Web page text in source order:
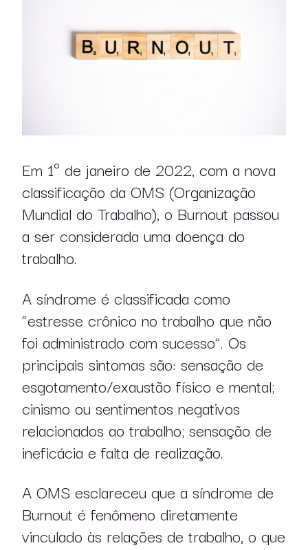
Em 1º de janeiro de 2022, com a nova
classificação da OMS (Organização
Mundial do Trabalho), o Burnout passou
a ser considerada uma doença do
trabalho.
A síndrome é classificada como
“estresse crônico no trabalho que não
foi administrado com sucesso”. Os
principais sintomas são: sensação de
esgotamento/exaustão físico e mental;
cinismo ou sentimentos negativos
relacionados ao trabalho; sensação de
ineficácia e falta de realização.
A OMS esclareceu que a síndrome de
Burnout é fenômeno diretamente
vinculado às relações de trabalho, o que